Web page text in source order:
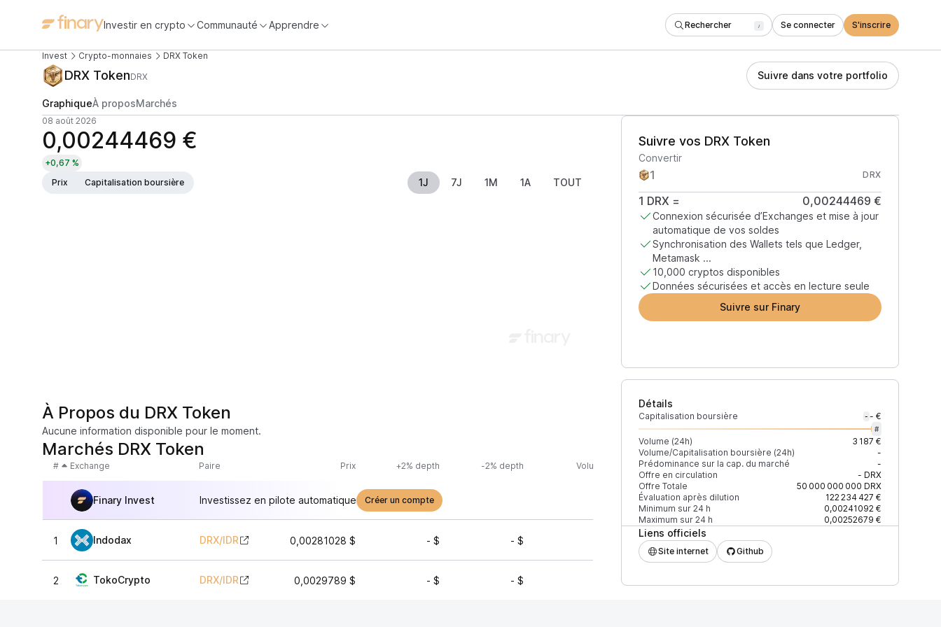
Investir en crypto Communauté Apprendre Rechercher / Se connecter S'inscrire
Invest Crypto-monnaies DRX Token
DRX TokenDRX Suivre dans votre portfolio
GraphiqueÀ proposMarchés
08 août 2026
0,00244469 €
+0,67 %
Prix
Capitalisation boursière 1J 7J 1M 1A TOUT
Suivre vos DRX Token
Convertir
DRX
1 DRX = 0,00244469 €
Connexion sécurisée d’Exchanges et mise à jour
automatique de vos soldes
Synchronisation des Wallets tels que Ledger,
Metamask ...
10,000 cryptos disponibles
Données sécurisées et accès en lecture seule
Suivre sur Finary
Détails
Capitalisation boursière - - €
#
Volume (24h)
3 187 €
Volume/Capitalisation boursière (24h)
-
Prédominance sur la cap. du marché
-
Offre en circulation
- DRX
Offre Totale
50 000 000 000 DRX
Évaluation après dilution
122 234 427 €
Minimum sur 24 h
0,00241092 €
Maximum sur 24 h
0,00252679 €
Liens officiels
Site internet Github
À Propos du DRX Token
Aucune information disponible pour le moment.
Marchés DRX Token
# Exchange Paire Prix +2% depth -2% depth Volume (24h) % du volume Confiance Mis à jour
Finary Invest Investissez en pilote automatique Créer un compte
1 Indodax DRX/IDR 0,00281028 $ - $ - $ 90,64 % ÉLEVÉE
2 TokoCrypto DRX/IDR 0,0029789 $ - $ - $ 345 $